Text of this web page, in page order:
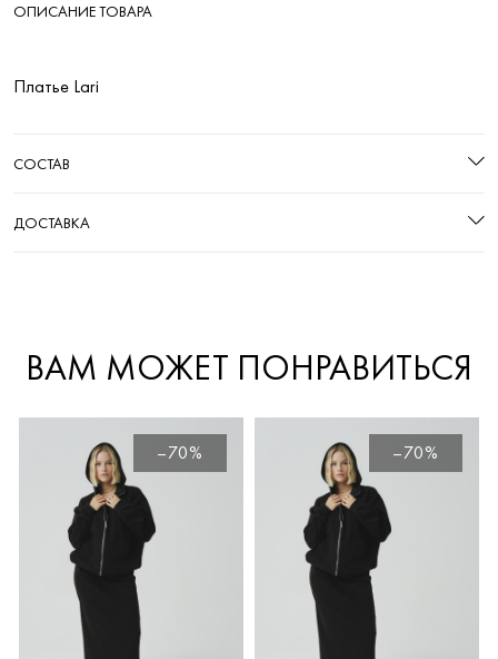
ОПИСАНИЕ ТОВАРА
Платье Lari
СОСТАВ
ДОСТАВКА
ВАМ МОЖЕТ ПОНРАВИТЬСЯ
–70% –70%